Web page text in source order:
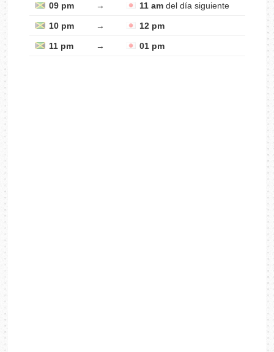
09 pm → 11 amdel día siguiente
10 pm → 12 pm
11 pm → 01 pm